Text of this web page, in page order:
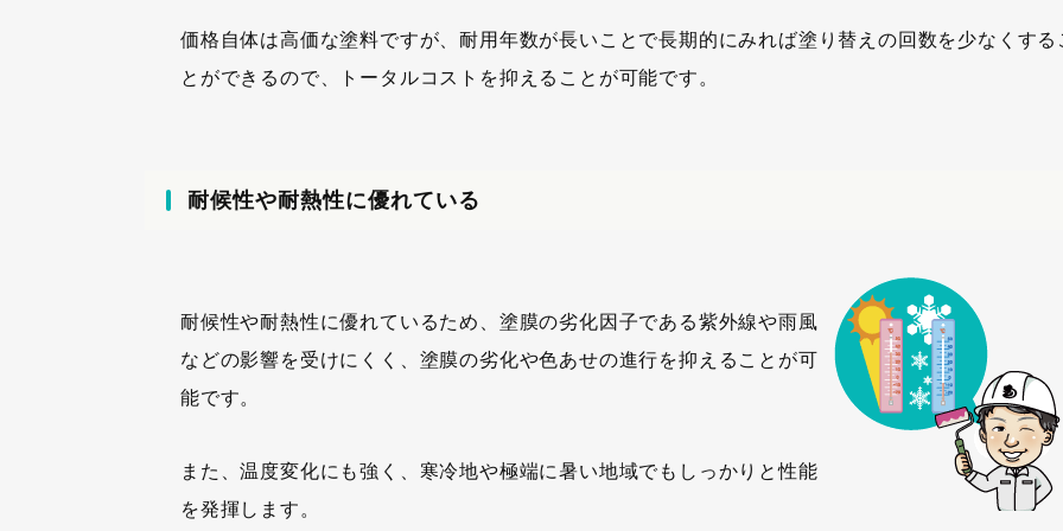
価格自体は高価な塗料ですが、耐用年数が長いことで長期的にみれば塗り替えの回数を少なくする
とができるので、トータルコストを抑えることが可能です。
耐候性や耐熱性に優れている
耐候性や耐熱性に優れているため、塗膜の劣化因子である紫外線や雨風
などの影響を受けにくく、塗膜の劣化や色あせの進行を抑えることが可
能です。
また、温度変化にも強く、寒冷地や極端に暑い地域でもしっかりと性能
を発揮します。